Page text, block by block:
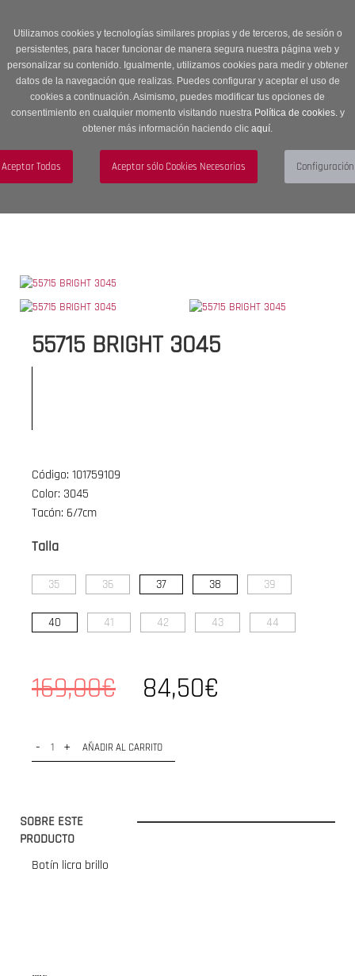
Utilizamos cookies y tecnologías similares propias y de terceros, de sesión o
persistentes, para hacer funcionar de manera segura nuestra página web y
personalizar su contenido. Igualmente, utilizamos cookies para medir y obtener
datos de la navegación que realizas. Puedes configurar y aceptar el uso de
cookies a continuación. Asimismo, puedes modificar tus opciones de
consentimiento en cualquier momento visitando nuestra Política de cookies.y
obtener más información haciendo clic aquí.
descuento en Sección OUTLET con código OUTLET20
navigation
Menú
55715 BRIGHT 3045
Código: 101759109
Color: 3045
Tacón: 6/7cm
Talla
35 36 37 38 39
40 41 42 43 44
169,00€ 84,50€
- + AÑADIR AL CARRITO
SOBRE ESTE
PRODUCTO
Botín licra brillo